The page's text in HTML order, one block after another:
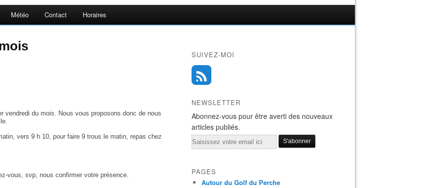
Météo Contact Horaires
vendredi du mois. Nous vous proposons donc de nous
vers 9 h 10, pour faire 9 trous le matin, repas chez
vous, svp, nous confirmer votre présence.
SUIVEZ-MOI
NEWSLETTER
Abonnez-vous pour être averti des nouveaux
articles publiés.
Email
PAGES
Autour du Golf du Perche